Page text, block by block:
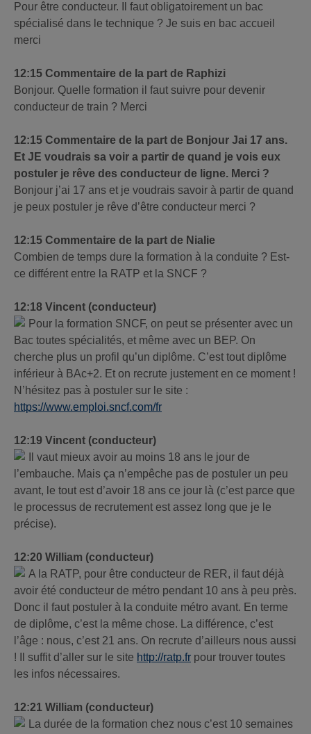
Pour être conducteur. Il faut obligatoirement un bac
spécialisé dans le technique ? Je suis en bac accueil
merci
12:15 Commentaire de la part de Raphizi
Bonjour. Quelle formation il faut suivre pour devenir
conducteur de train ? Merci
12:15 Commentaire de la part de Bonjour Jai 17 ans.
Et JE voudrais sa voir a partir de quand je vois eux
postuler je rêve des conducteur de ligne. Merci ?
Bonjour j’ai 17 ans et je voudrais savoir à partir de quand
je peux postuler je rêve d’être conducteur merci ?
12:15 Commentaire de la part de Nialie
Combien de temps dure la formation à la conduite ? Est-
ce différent entre la RATP et la SNCF ?
12:18 Vincent (conducteur)
Pour la formation SNCF, on peut se présenter avec un
Bac toutes spécialités, et même avec un BEP. On
cherche plus un profil qu’un diplôme. C’est tout diplôme
inférieur à BAc+2. Et on recrute justement en ce moment !
N’hésitez pas à postuler sur le site :
https://www.emploi.sncf.com/fr
12:19 Vincent (conducteur)
Il vaut mieux avoir au moins 18 ans le jour de
l’embauche. Mais ça n’empêche pas de postuler un peu
avant, le tout est d’avoir 18 ans ce jour là (c’est parce que
le processus de recrutement est assez long que je le
précise).
12:20 William (conducteur)
A la RATP, pour être conducteur de RER, il faut déjà
avoir été conducteur de métro pendant 10 ans à peu près.
Donc il faut postuler à la conduite métro avant. En terme
de diplôme, c’est la même chose. La différence, c’est
l’âge : nous, c’est 21 ans. On recrute d’ailleurs nous aussi
! Il suffit d’aller sur le site http://ratp.fr pour trouver toutes
les infos nécessaires.
12:21 William (conducteur)
La durée de la formation chez nous c’est 10 semaines